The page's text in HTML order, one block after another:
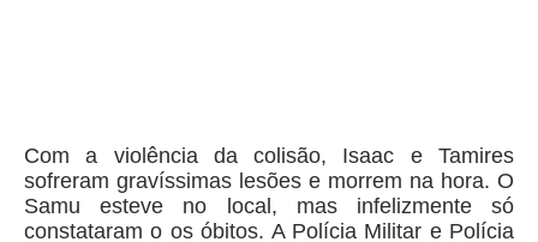
Com a violência da colisão, Isaac e Tamires
sofreram gravíssimas lesões e morrem na hora. O
Samu esteve no local, mas infelizmente só
constataram o os óbitos. A Polícia Militar e Polícia